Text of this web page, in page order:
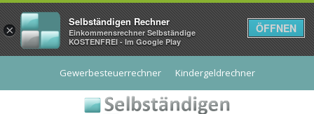
Gewerbesteuerrechner Kindergeldrechner
×
Selbständigen Rechner
Einkommensrechner Selbständige
KOSTENFREI - Im Google Play
ÖFFNEN